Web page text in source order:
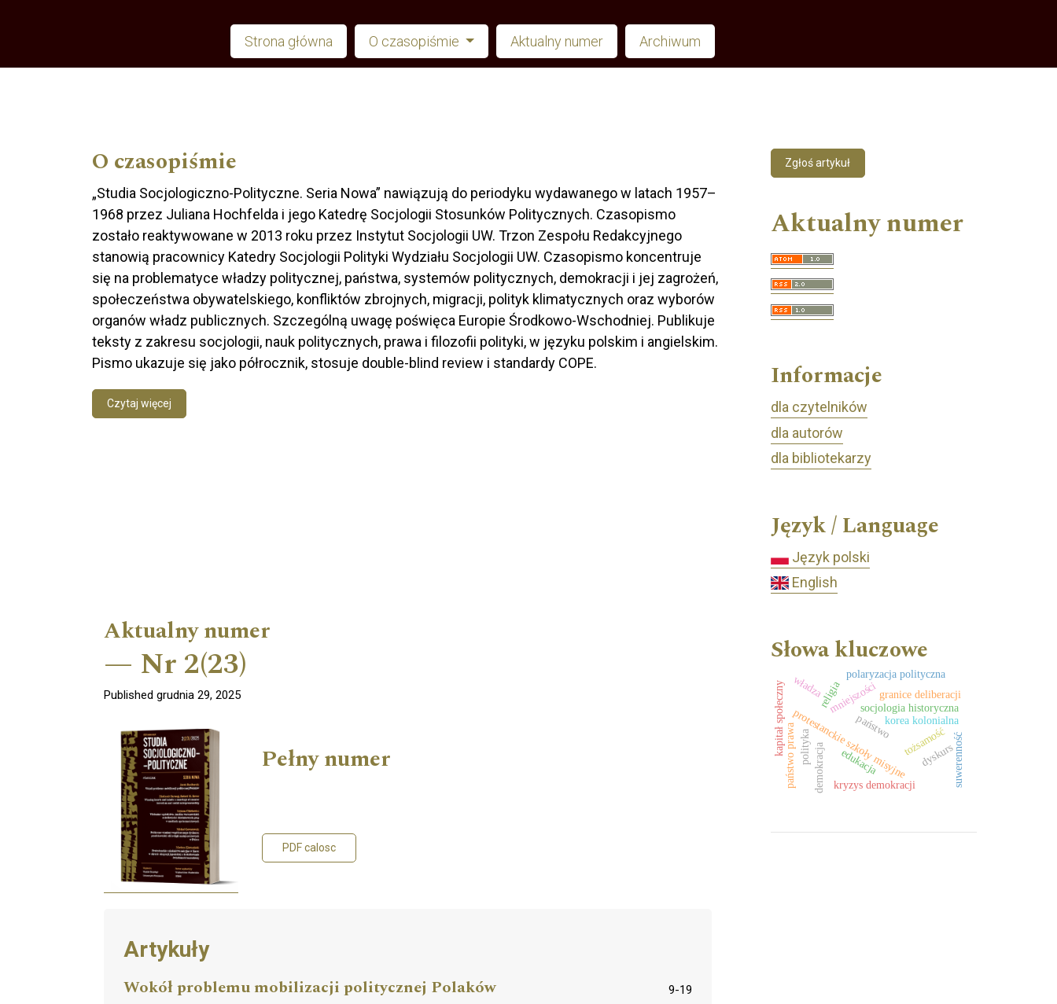
Strona główna O czasopiśmie Aktualny numer Archiwum
O czasopiśmie
„Studia Socjologiczno-Polityczne. Seria Nowa” nawiązują do periodyku wydawanego w latach 1957–
1968 przez Juliana Hochfelda i jego Katedrę Socjologii Stosunków Politycznych. Czasopismo
zostało reaktywowane w 2013 roku przez Instytut Socjologii UW. Trzon Zespołu Redakcyjnego
stanowią pracownicy Katedry Socjologii Polityki Wydziału Socjologii UW. Czasopismo koncentruje
się na problematyce władzy politycznej, państwa, systemów politycznych, demokracji i jej zagrożeń,
społeczeństwa obywatelskiego, konfliktów zbrojnych, migracji, polityk klimatycznych oraz wyborów
organów władz publicznych. Szczególną uwagę poświęca Europie Środkowo-Wschodniej. Publikuje
teksty z zakresu socjologii, nauk politycznych, prawa i filozofii polityki, w języku polskim i angielskim.
Pismo ukazuje się jako półrocznik, stosuje double-blind review i standardy COPE.
Czytaj więcej
Aktualny numer
Nr 2(23)
Published grudnia 29, 2025
Pełny numer
PDF calosc
Artykuły
Wokół problemu mobilizacji politycznej Polaków
9-19
Zgłoś artykuł
Aktualny numer
Informacje
dla czytelników
dla autorów
dla bibliotekarzy
Język / Language
Język polski
English
Słowa kluczowe
protestanckie szkoły misyjnekorea kolonialna
edukacja
tożsamość
dyskurs
mniejszości
religia
kapitał społeczny
polaryzacja polityczna
polityka
socjologia historyczna
władza
państwo
suwerenność
granice deliberacji
kryzys demokracji
demokracja
państwo prawa